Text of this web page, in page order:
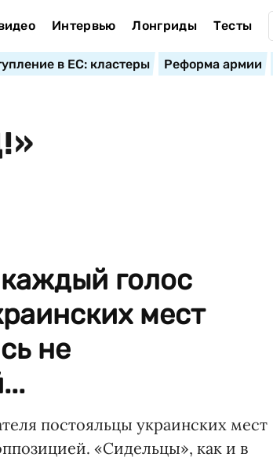
Интервью Лонгриды Тесты
в ЕС: кластеры Реформа армии
голос
мест
не
постояльцы украинских мест
«Сидельцы», как и в